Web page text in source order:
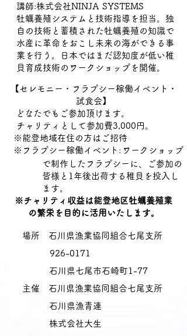
講師:株式会社NINJA SYSTEMS
牡蠣養殖システムと技術指導を担当。独
自の技術と蓄積された牡蠣養殖の知識で
水産に革命をおこし未来の海ができる事
業を行う。日本ではまだ認知度が低い稚
貝育成技術のワークショップを開催。
【セレモニー・フラプシー稼働イベント・
試食会】
どなたでもご参加頂けます。
チャリティとして参加費3,000円。
※能登地域在住の方はご招待
※フラプシー稼働イベント: ワークショップ
で制作したフラプシーに、ご参加の
皆様と1年後出荷する稚貝を投入し
ます。​​
​※チャリティ収益は能登地区牡蠣養殖業
の繁栄を目的に活用いたします。
場所 石川県漁業協同組合七尾支所
926-0171
石川県七尾市石崎町1-77
主催 石川県漁業協同組合七尾支所
石川県漁青連
株式会社大生